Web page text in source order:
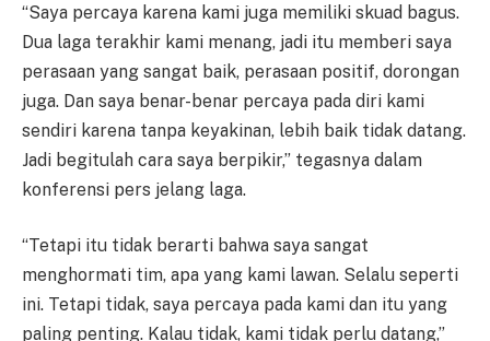
“Saya percaya karena kami juga memiliki skuad bagus.
Dua laga terakhir kami menang, jadi itu memberi saya
perasaan yang sangat baik, perasaan positif, dorongan
juga. Dan saya benar-benar percaya pada diri kami
sendiri karena tanpa keyakinan, lebih baik tidak datang.
Jadi begitulah cara saya berpikir,” tegasnya dalam
konferensi pers jelang laga.
“Tetapi itu tidak berarti bahwa saya sangat
menghormati tim, apa yang kami lawan. Selalu seperti
ini. Tetapi tidak, saya percaya pada kami dan itu yang
paling penting. Kalau tidak, kami tidak perlu datang,”